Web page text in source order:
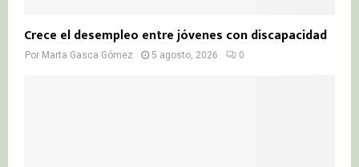
Crece el desempleo entre jóvenes con discapacidad
Por Marta Gasca Gómez 5 agosto, 2026 0